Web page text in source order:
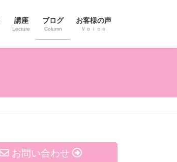
講座
Lecture
ブログ
Column
お客様の声
Ｖｏｉｃｅ
お問い合わせ